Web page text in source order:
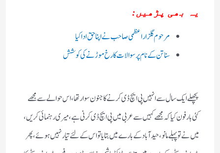
یہ بھی پڑھیں:
مرحوم گلزار اعظمی صاحب نے اپنا حق ادا کیا
سناتن کے نام پر سوالات کا رخ موڑنے کی کوشش
پچھلے ایک سال سے انہیں پی ایچ ڈی کرنے کا جنون سوار تھا، اس حوالے سے مجھے
کئی بار فون کیا کہ مجھے کہیں سے عربی میں پی ایچ ڈی کرنی ہے، میری رہنمائی کریں،
میں نے تو پہلے مانو، حید آباد کے بارے میں بتایا تو اس کے لئے تیار نہیں ہوئے، پھر